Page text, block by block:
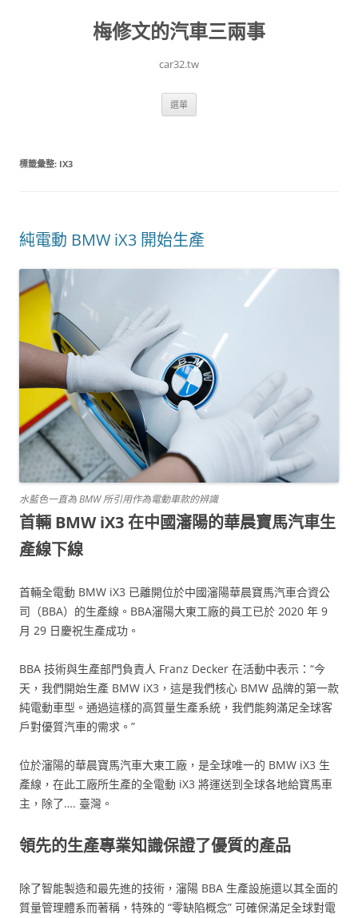
梅修文的汽車三兩事
car32.tw
選單
標籤彙整: IX3
純電動 BMW iX3 開始生產
水藍色一直為 BMW 所引用作為電動車款的辨識
首輛 BMW iX3 在中國瀋陽的華晨寶馬汽車生
產線下線
首輛全電動 BMW iX3 已離開位於中國瀋陽華晨寶馬汽車合資公
司（BBA）的生產線。BBA瀋陽大東工廠的員工已於 2020 年 9
月 29 日慶祝生產成功。
BBA 技術與生產部門負責人 Franz Decker 在活動中表示：“今
天，我們開始生產 BMW iX3，這是我們核心 BMW 品牌的第一款
純電動車型。通過這樣的高質量生產系統，我們能夠滿足全球客
戶對優質汽車的需求。”
位於瀋陽的華晨寶馬汽車大東工廠，是全球唯一的 BMW iX3 生
產線，在此工廠所生產的全電動 iX3 將運送到全球各地給寶馬車
主，除了…. 臺灣。
領先的生產專業知識保證了優質的產品
除了智能製造和最先進的技術，瀋陽 BBA 生產設施還以其全面的
質量管理體系而著稱，特殊的 “零缺陷概念” 可確保滿足全球對電